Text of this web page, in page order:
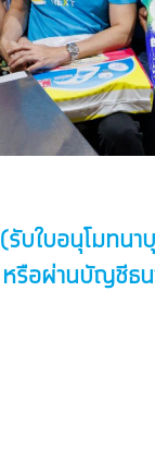
(รับใบอนุโมทน
หรือผ่านบัญชีธ